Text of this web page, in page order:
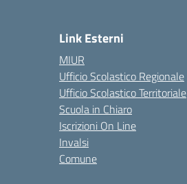
Link Esterni
MIUR
Ufficio Scolastico Regionale
Ufficio Scolastico Territoriale
Scuola in Chiaro
Iscrizioni On Line
Invalsi
Comune